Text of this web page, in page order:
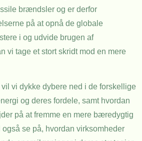
brændsler og er derfor
på at opnå de globale
i og udvide brugen af
vi tage et stort skridt mod en mere
vil vi dykke dybere ned i de forskellige
og deres fordele, samt hvordan
på at fremme en mere bæredygtig
se på, hvordan virksomheder